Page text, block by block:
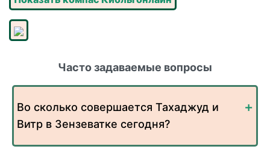
Часто задаваемые вопросы
Во сколько совершается Тахаджуд и
Витр в Зензеватке сегодня?